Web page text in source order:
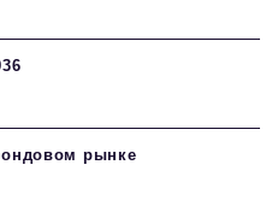
рынке